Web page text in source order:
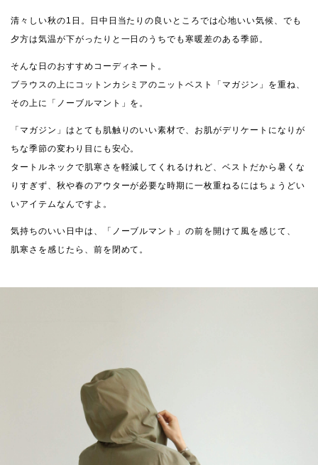
清々しい秋の1日。日中日当たりの良いところでは心地いい気候、でも
夕方は気温が下がったりと一日のうちでも寒暖差のある季節。
そんな日のおすすめコーディネート。
ブラウスの上にコットンカシミアのニットベスト
「マガジン」 を重ね、
その上に「ノーブルマント」を。
「マガジン」はとても肌触りのいい素材で、お肌がデリケートになりが
ちな季節の変わり目にも安心。
タートルネックで肌寒さを軽減してくれるけれど、ベストだから暑くな
りすぎず、秋や春のアウターが必要な時期に一枚重ねるにはちょうどい
いアイテムなんですよ。
気持ちのいい日中は、「ノーブルマント」の前を開けて風を感じて、
肌寒さを感じたら、前を閉めて。